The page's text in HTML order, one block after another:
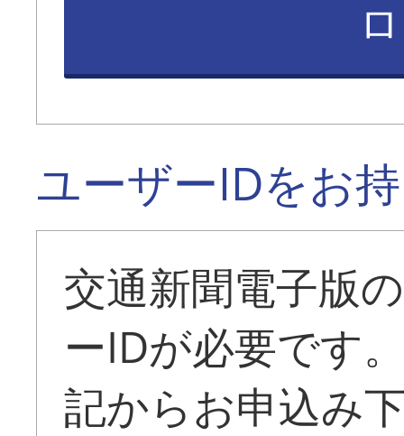
ユーザーIDをお
交通新聞電子版
ーIDが必要です
記からお申込み